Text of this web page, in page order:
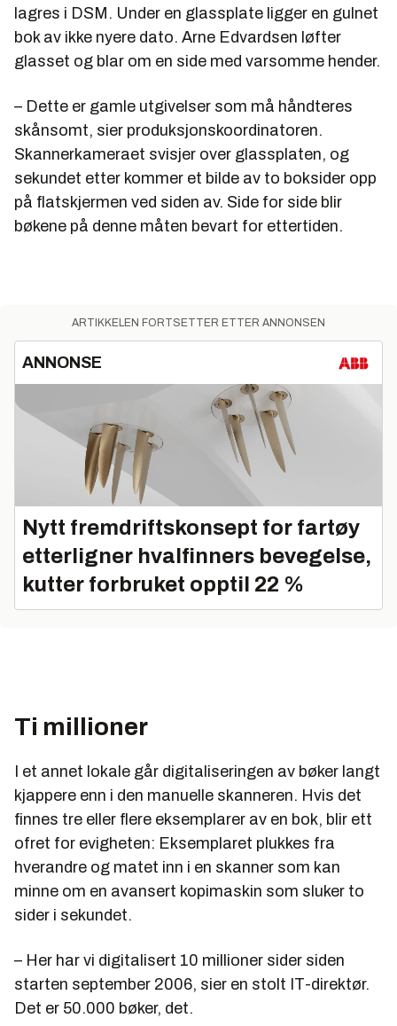
lagres i DSM. Under en glassplate ligger en gulnet
bok av ikke nyere dato. Arne Edvardsen løfter
glasset og blar om en side med varsomme hender.
– Dette er gamle utgivelser som må håndteres
skånsomt, sier produksjonskoordinatoren.
Skannerkameraet svisjer over glassplaten, og
sekundet etter kommer et bilde av to boksider opp
på flatskjermen ved siden av. Side for side blir
bøkene på denne måten bevart for ettertiden.
ARTIKKELEN FORTSETTER ETTER ANNONSEN
ANNONSE
Nytt fremdriftskonsept for fartøy
etterligner hvalfinners bevegelse,
kutter forbruket opptil 22 %
Ti millioner
I et annet lokale går digitaliseringen av bøker langt
kjappere enn i den manuelle skanneren. Hvis det
finnes tre eller flere eksemplarer av en bok, blir ett
ofret for evigheten: Eksemplaret plukkes fra
hverandre og matet inn i en skanner som kan
minne om en avansert kopimaskin som sluker to
sider i sekundet.
– Her har vi digitalisert 10 millioner sider siden
starten september 2006, sier en stolt IT-direktør.
Det er 50.000 bøker, det.